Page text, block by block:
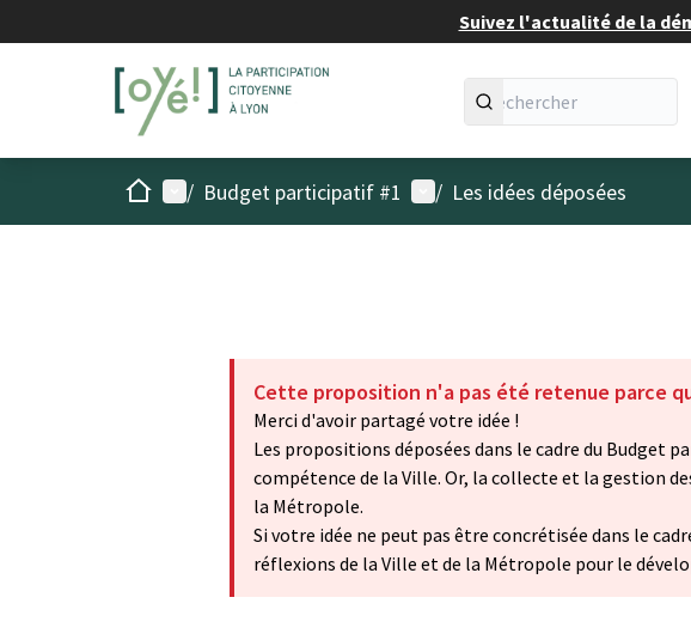
Suivez l'actualité de la
AccueilMenu principal
/ Budget participatif #1 Menu utilisateur
/ Les idées déposées
Cette proposition n'a pas été retenue parce
Merci d'avoir partagé votre idée !
Les propositions déposées dans le cadre du Budget
compétence de la Ville. Or, la collecte et la gestion
la Métropole.
Si votre idée ne peut pas être concrétisée dans le
réflexions de la Ville et de la Métropole pour le